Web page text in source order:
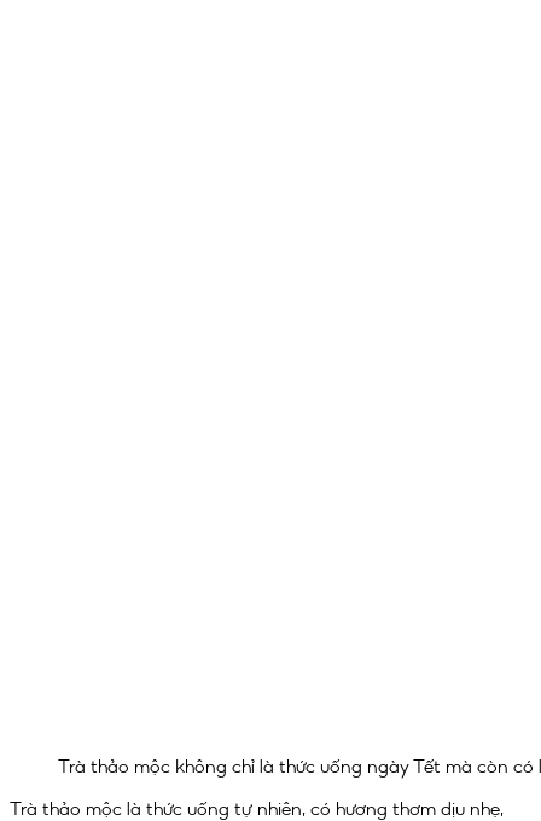
Trà thảo mộc không chỉ là thức uống ngày Tết mà còn có
Trà thảo mộc là thức uống tự nhiên, có hương thơm dịu nhẹ,